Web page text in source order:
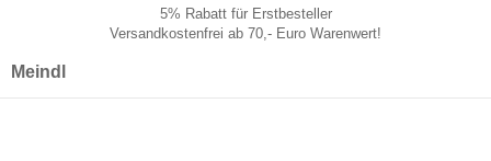
5% Rabatt für Erstbesteller
Versandkostenfrei ab 70,- Euro Warenwert!
Meindl